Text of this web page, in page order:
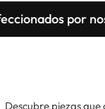
por nosotros
Descubre piezas